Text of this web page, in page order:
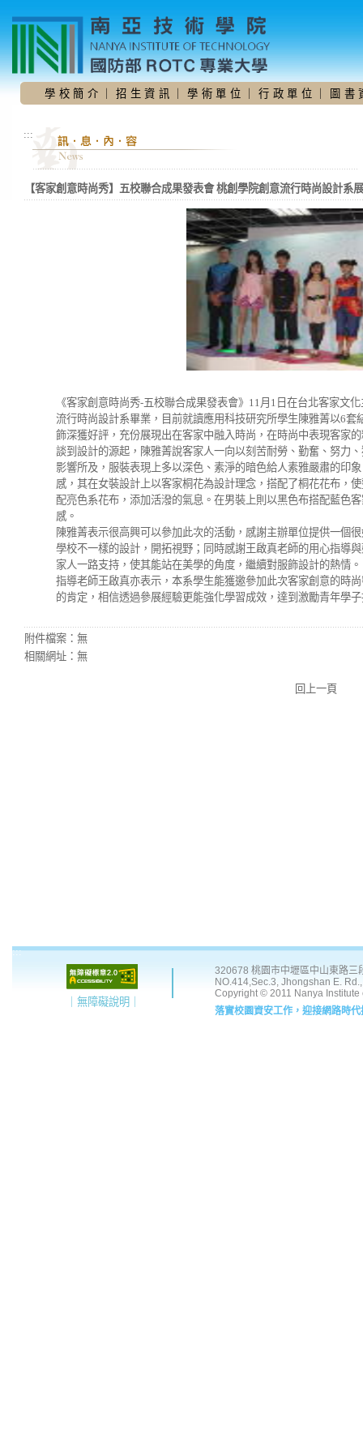
要
內
學 校 簡 介 招 生 資 訊 學 術 單 位 ｜行 政 單 位 圖 書
:::
【客家創意時尚秀】五校聯合成果發表會 桃創學院創意流行時尚設計系
《客家創意時尚秀-五校聯合成果發表會》11月1日在台北客家文
流行時尚設計系畢業，目前就讀應用科技研究所學生陳雅菁以6
飾深獲好評，充份展現出在客家中融入時尚，在時尚中表現客家
談到設計的源起，陳雅菁說客家人一向以刻苦耐勞、勤奮、努力
影響所及，服裝表現上多以深色、素淨的暗色給人素雅嚴肅的印
感，其在女裝設計上以客家桐花為設計理念，搭配了桐花花布，
配亮色系花布，添加活潑的氣息。在男裝上則以黑色布搭配藍色
感。
陳雅菁表示很高興可以參加此次的活動，感謝主辦單位提供一個
學校不一樣的設計，開拓視野；同時感謝王啟真老師的用心指導
家人一路支持，使其能站在美學的角度，繼續對服飾設計的熱情。
指導老師王啟真亦表示，本系學生能獲邀參加此次客家創意的時
的肯定，相信透過參展經驗更能強化學習成效，達到激勵青年學
附件檔案： 無
相關網址： 無
回上一頁
:::
｜無障礙說明｜
320678 桃園市中壢區中山東路
NO.414,Sec.3, Jhongshan E.
Copyright © 2011 Nanya Institute
落實校園資安工作，迎接網路